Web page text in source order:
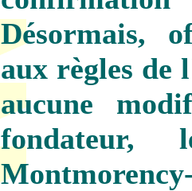
Désormais,
aux règles de
aucune
fondateur,